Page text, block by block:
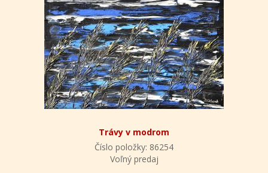
Trávy v modrom
Číslo položky: 86254
Voľný predaj